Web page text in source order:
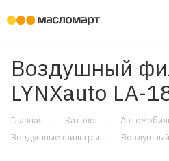
Воздушный
LYNXauto LA-
Главная — Каталог —
Воздушные фильтры —